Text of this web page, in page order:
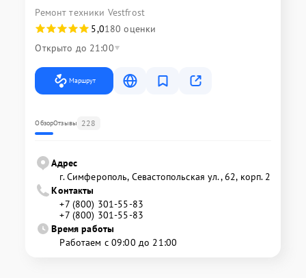
Ремонт техники Vestfrost
5,0180 оценки
Открыто до 21:00
Маршрут
ОбзорОтзывы 228
Адрес
г. Симферополь, Севастопольская ул., 62, корп. 2
Контакты
+7 (800) 301-55-83
+7 (800) 301-55-83
Время работы
Работаем с 09:00 до 21:00